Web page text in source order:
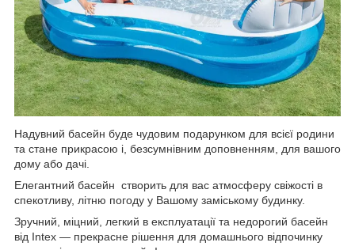
Надувний басейн буде чудовим подарунком для всієї родини
та стане прикрасою і, безсумнівним доповненням, для вашого
дому або дачі.
Елегантний басейн створить для вас атмосферу свіжості в
спекотливу, літню погоду у Вашому заміському будинку.
Зручний, міцний, легкий в експлуатації та недорогий басейн
від Intex — прекрасне рішення для домашнього відпочинку